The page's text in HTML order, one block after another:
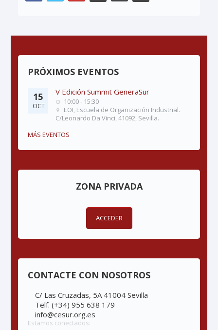
PRÓXIMOS EVENTOS
15
OCT
V Edición Summit GeneraSur
10:00 - 15:30
EOI, Escuela de Organización Industrial.
C/Leonardo Da Vinci, 41092, Sevilla.
MÁS EVENTOS
ZONA PRIVADA
ACCEDER
CONTACTE CON NOSOTROS
C/ Las Cruzadas, 5A 41004 Sevilla
Telf. (+34) 955 638 179
info@cesur.org.es
Estamos conectados: